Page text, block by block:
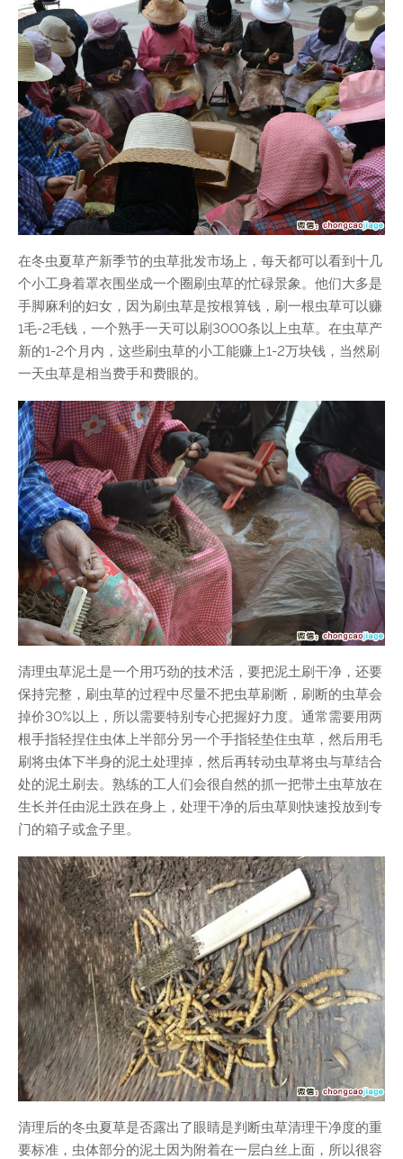
在冬虫夏草产新季节的虫草批发市场上，每天都可以看到十几
个小工身着罩衣围坐成一个圈刷虫草的忙碌景象。他们大多是
手脚麻利的妇女，因为刷虫草是按根算钱，刷一根虫草可以赚
1毛-2毛钱，一个熟手一天可以刷3000条以上虫草。在虫草产
新的1-2个月内，这些刷虫草的小工能赚上1-2万块钱，当然刷
一天虫草是相当费手和费眼的。
清理虫草泥土是一个用巧劲的技术活，要把泥土刷干净，还要
保持完整，刷虫草的过程中尽量不把虫草刷断，刷断的虫草会
掉价30%以上，所以需要特别专心把握好力度。通常需要用两
根手指轻捏住虫体上半部分另一个手指轻垫住虫草，然后用毛
刷将虫体下半身的泥土处理掉，然后再转动虫草将虫与草结合
处的泥土刷去。熟练的工人们会很自然的抓一把带土虫草放在
生长并任由泥土跌在身上，处理干净的后虫草则快速投放到专
门的箱子或盒子里。
清理后的冬虫夏草是否露出了眼睛是判断虫草清理干净度的重
要标准，虫体部分的泥土因为附着在一层白丝上面，所以很容